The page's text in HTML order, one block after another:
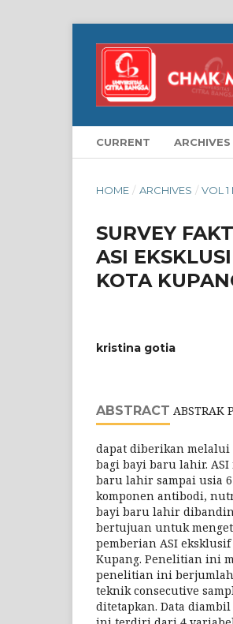
CURRENT ARCHIVES
HOME / ARCHIVES / VOL 1
SURVEY
ASI
KOTA
kristina gotia
ABSTRACT
dapat diberikan melalui
bagi bayi baru lahir.
baru lahir sampai usia
komponen antibodi,
bayi baru lahir
bertujuan untuk
pemberian ASI
Kupang. Penelitian ini
penelitian ini berjumlah
teknik consecutive
ditetapkan. Data